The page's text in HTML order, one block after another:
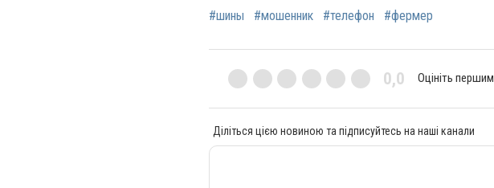
#шины #мошенник #телефон #фермер
0,0 Оцініть першим
Діліться цією новиною та підписуйтесь на наші канали